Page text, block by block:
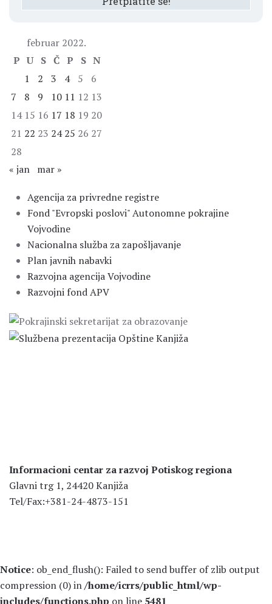
februar 2022.
P U S Č P S N
1
2 3 4 5
6
7
8 9 10 11 12 13
14 15 16 17 18 19 20
21 22 23 24 25 26 27
28
« jan mar »
Agencija za privredne registre
Fond "Evropski poslovi" Autonomne pokrajine
Vojvodine
Nacionalna služba za zapošljavanje
Plan javnih nabavki
Razvojna agencija Vojvodine
Razvojni fond APV
Informacioni centar za razvoj Potiskog regiona
Glavni trg 1, 24420 Kanjiža
Tel/Fax:+381-24-4873-151
Notice: ob_end_flush(): Failed to send buffer of zlib output
compression (0) in/home/icrrs/public_html/wp-
includes/functions.php on line 5481